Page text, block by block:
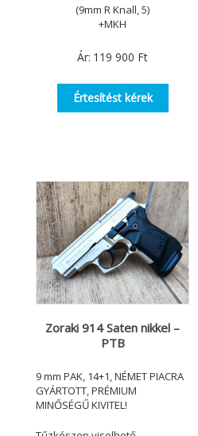
(9mm R Knall, 5)
+MKH
Ár: 119 900 Ft
Értesítést kérek
Zoraki 914 Saten nikkel –
PTB
9 mm PAK, 14+1, NÉMET PIACRA
GYÁRTOTT, PRÉMIUM
MINŐSÉGŰ KIVITEL!